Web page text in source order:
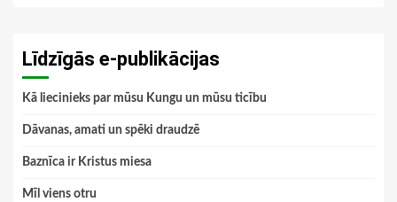
Līdzīgās e-publikācijas
Kā liecinieks par mūsu Kungu un mūsu ticību
Dāvanas, amati un spēki draudzē
Baznīca ir Kristus miesa
Mīl viens otru